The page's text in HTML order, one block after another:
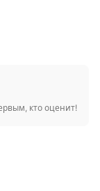
кто оценит!